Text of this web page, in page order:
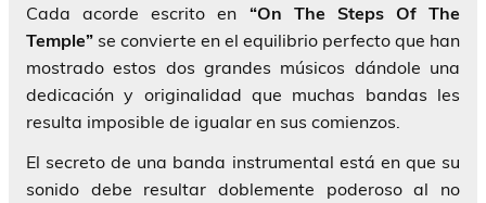
Cada acorde escrito en “On The Steps Of The
Temple” se convierte en el equilibrio perfecto que han
mostrado estos dos grandes músicos dándole una
dedicación y originalidad que muchas bandas les
resulta imposible de igualar en sus comienzos.
El secreto de una banda instrumental está en que su
sonido debe resultar doblemente poderoso al no